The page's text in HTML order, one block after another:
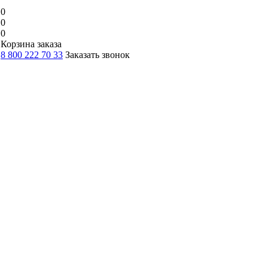
0
0
0
Корзина заказа
8 800 222 70 33 Заказать звонок